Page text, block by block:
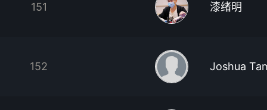
151 漆绪明
152 Joshua